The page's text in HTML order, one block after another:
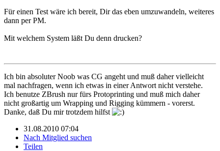
Für einen Test wäre ich bereit, Dir das eben umzuwandeln, weiteres
dann per PM.
Mit welchem System läßt Du denn drucken?
Ich bin absoluter Noob was CG angeht und muß daher vielleicht
mal nachfragen, wenn ich etwas in einer Antwort nicht verstehe.
Ich benutze ZBrush nur fürs Protoprinting und muß mich daher
nicht großartig um Wrapping und Rigging kümmern - vorerst.
Danke, daß Du mir trotzdem hilfst
31.08.2010 07:04
Nach Mitglied suchen
Teilen